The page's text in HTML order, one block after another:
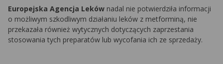
Europejska Agencja Leków nadal nie potwierdziła informacji
o możliwym szkodliwym działaniu leków z metforminą, nie
przekazała również wytycznych dotyczących zaprzestania
stosowania tych preparatów lub wycofania ich ze sprzedaży.